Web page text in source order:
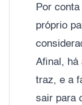
Por
próprio
Afinal, há
traz, e a
sair para